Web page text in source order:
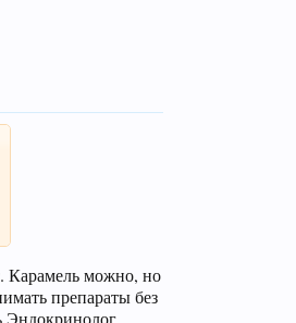
Карамель можно, но
препараты без
Эндокринолог